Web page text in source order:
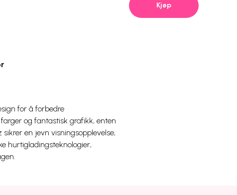
Kjøp
for å forbedre
og fantastisk grafikk, enten
en jevn visningsopplevelse,
hurtigladingsteknologier,